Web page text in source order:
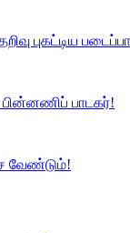
புகட்டிய
பின்னணிப் பாடகர்!
வேண்டும்!